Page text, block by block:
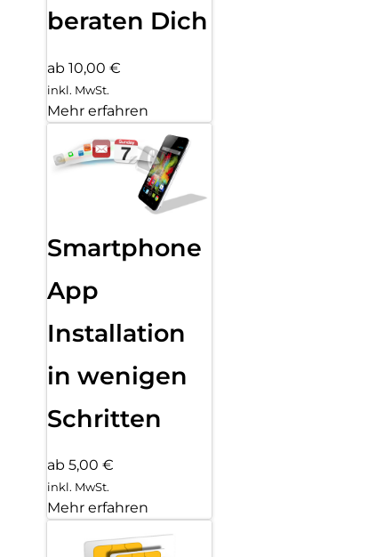
beraten Dich
ab 10,00 €
inkl. MwSt.
Mehr erfahren
Smartphone
App
Installation
in wenigen
Schritten
ab 5,00 €
inkl. MwSt.
Mehr erfahren